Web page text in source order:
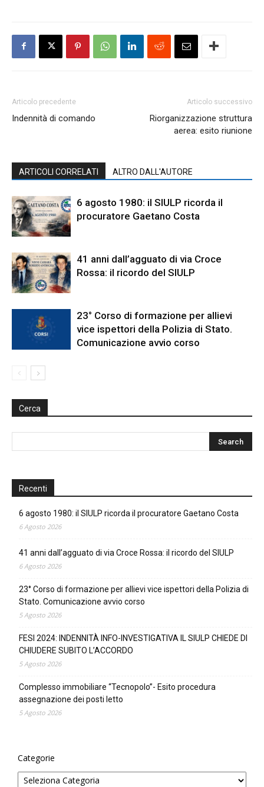
Articolo precedente
Indennità di comando
Articolo successivo
Riorganizzazione struttura
aerea: esito riunione
ARTICOLI CORRELATI ALTRO DALL'AUTORE
6 agosto 1980: il SIULP ricorda il
procuratore Gaetano Costa
41 anni dall’agguato di via Croce
Rossa: il ricordo del SIULP
23° Corso di formazione per allievi
vice ispettori della Polizia di Stato.
Comunicazione avvio corso
Cerca
Recenti
6 agosto 1980: il SIULP ricorda il procuratore Gaetano Costa
6 Agosto 2026
41 anni dall’agguato di via Croce Rossa: il ricordo del SIULP
6 Agosto 2026
23° Corso di formazione per allievi vice ispettori della Polizia di
Stato. Comunicazione avvio corso
5 Agosto 2026
FESI 2024: INDENNITÀ INFO-INVESTIGATIVA IL SIULP CHIEDE DI
CHIUDERE SUBITO L’ACCORDO
5 Agosto 2026
Complesso immobiliare “Tecnopolo”- Esito procedura
assegnazione dei posti letto
5 Agosto 2026
Categorie